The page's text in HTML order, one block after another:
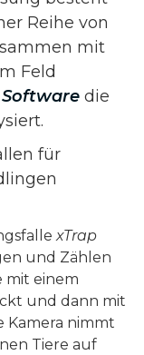
Reihe von
mit
Feld
Software die
für
xTrap
und Zählen
mit einem
und dann mit
Kamera nimmt
Tiere auf